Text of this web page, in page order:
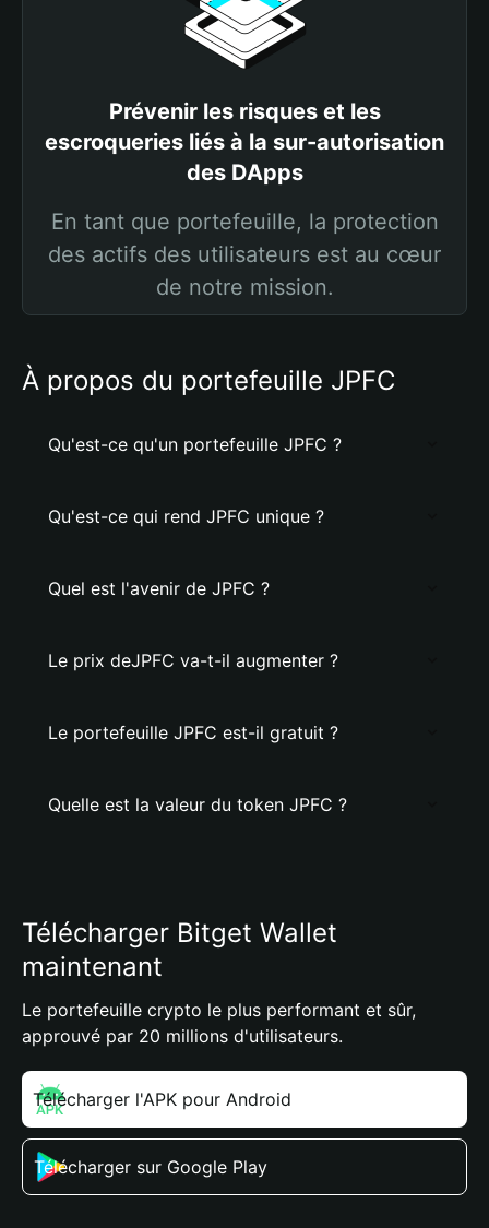
Prévenir les risques et les
escroqueries liés à la sur-autorisation
des DApps
En tant que portefeuille, la protection
des actifs des utilisateurs est au cœur
de notre mission.
À propos du portefeuille JPFC
Qu'est-ce qu'un portefeuille JPFC ?
Qu'est-ce qui rend JPFC unique ?
Quel est l'avenir de JPFC ?
Le prix deJPFC va-t-il augmenter ?
Le portefeuille JPFC est-il gratuit ?
Quelle est la valeur du token JPFC ?
Télécharger Bitget Wallet
maintenant
Le portefeuille crypto le plus performant et sûr,
approuvé par 20 millions d'utilisateurs.
Télécharger l'APK pour Android
Télécharger sur Google Play